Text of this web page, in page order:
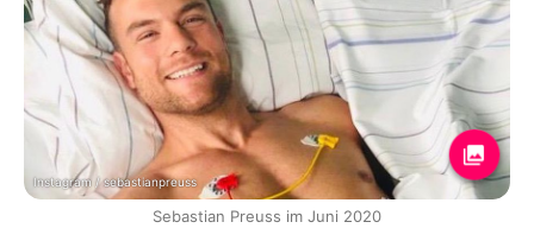
Instagram / sebastianpreuss
Sebastian Preuss im Juni 2020